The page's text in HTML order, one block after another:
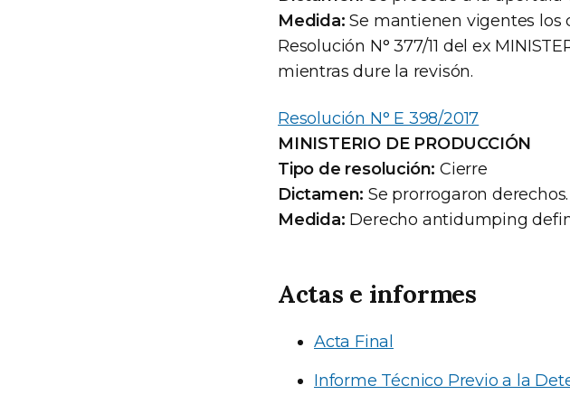
Medida: Se mantienen vigentes
Resolución N° 377/11 del ex
mientras dure la revisón.
Resolución N° E 398/2017
MINISTERIO DE PRODUCCIÓN
Tipo de resolución: Cierre
Dictamen: Se prorrogaron derechos.
Medida: Derecho antidumping
Actas e informes
Acta Final
Informe Técnico Previo a la